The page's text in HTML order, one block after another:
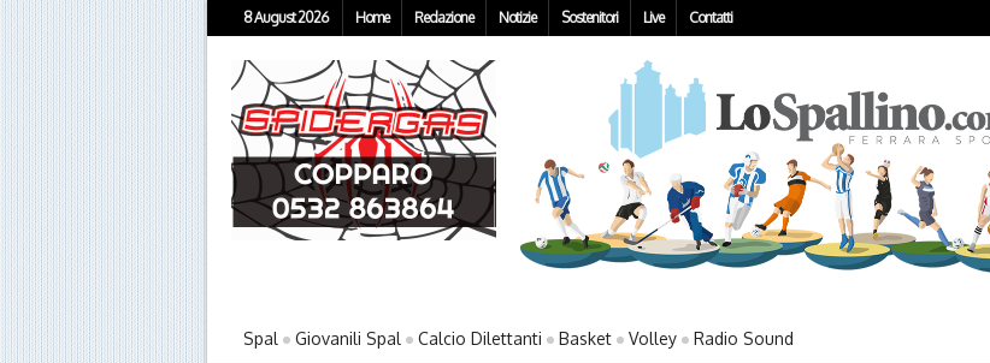
8 August 2026 Home Redazione Notizie Sostenitori Live Contatti
Spal Giovanili Spal Calcio Dilettanti Basket Volley Radio Sound